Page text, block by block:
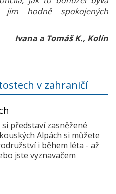
jim hodně spokojených
Ivana a Tomáš K., Kolín
v zahraničí
představí zasněžené
Alpách si můžete
i během léta - až
jste vyznavačem